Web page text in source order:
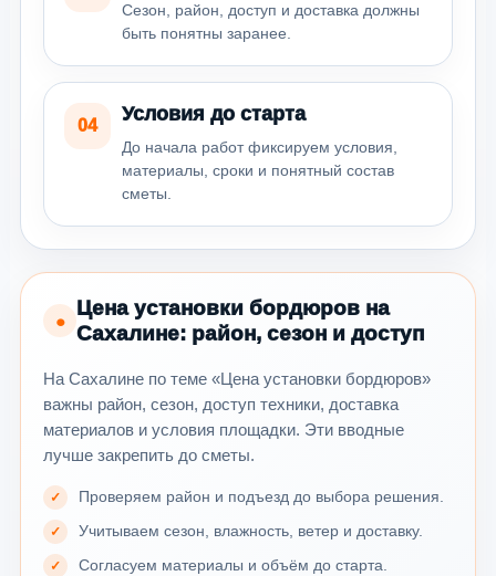
Сезон, район, доступ и доставка должны
быть понятны заранее.
04
Условия до старта
До начала работ фиксируем условия,
материалы, сроки и понятный состав
сметы.
●
Цена установки бордюров на
Сахалине: район, сезон и доступ
На Сахалине по теме «Цена установки бордюров»
важны район, сезон, доступ техники, доставка
материалов и условия площадки. Эти вводные
лучше закрепить до сметы.
Проверяем район и подъезд до выбора решения.
Учитываем сезон, влажность, ветер и доставку.
Согласуем материалы и объём до старта.